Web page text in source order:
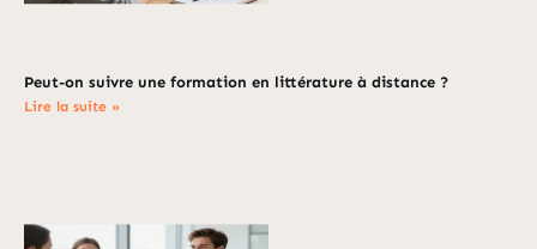
Peut-on suivre une formation en littérature à distance ?
Lire la suite »